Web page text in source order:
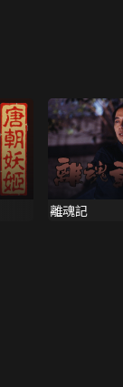
離魂記